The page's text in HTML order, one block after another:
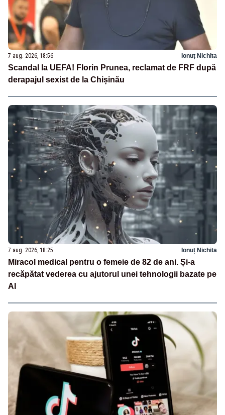
7 aug. 2026, 18:56 Ionuț Nichita
Scandal la UEFA! Florin Prunea, reclamat de FRF după
derapajul sexist de la Chișinău
7 aug. 2026, 18:25 Ionuț Nichita
Miracol medical pentru o femeie de 82 de ani. Și-a
recăpătat vederea cu ajutorul unei tehnologii bazate pe
AI